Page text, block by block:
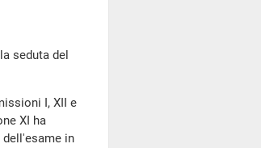
seduta del
I, XII e
XI ha
in